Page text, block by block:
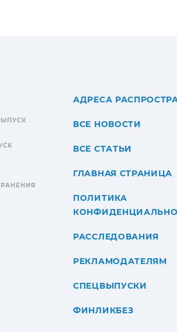
АДРЕСА
ВСЕ НОВОСТИ
ВСЕ СТАТЬИ
ГЛАВНАЯ СТРАНИЦА
ПОЛИТИКА
РАССЛЕДОВАНИЯ
РЕКЛАМОДАТЕЛЯМ
СПЕЦВЫПУСКИ
ФИНЛИКБЕЗ